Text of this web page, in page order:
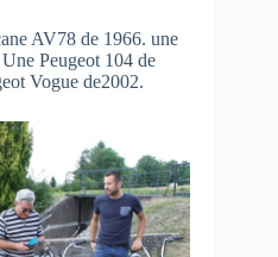
AV78 de 1966. une
Peugeot 104 de
Vogue de2002.